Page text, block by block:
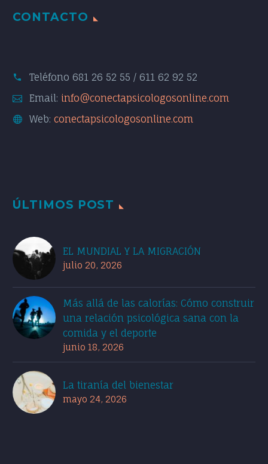
CONTACTO
Teléfono 681 26 52 55 / 611 62 92 52
Email: info@conectapsicologosonline.com
Web: conectapsicologosonline.com
ÚLTIMOS POST
EL MUNDIAL Y LA MIGRACIÓN
julio 20, 2026
Más allá de las calorías: Cómo construir
una relación psicológica sana con la
comida y el deporte
junio 18, 2026
La tiranía del bienestar
mayo 24, 2026